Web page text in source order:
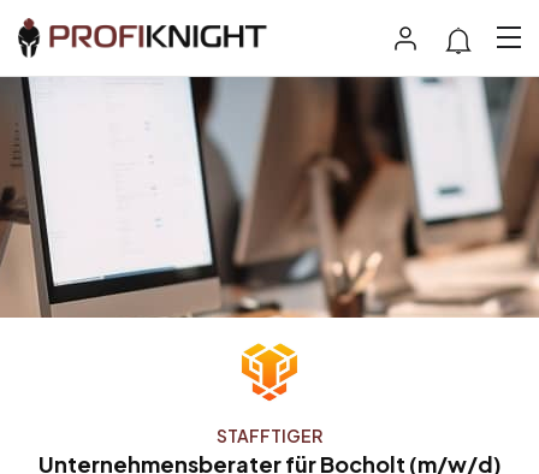
STAFFTIGER
Unternehmensberater für Bocholt (m/w/d)